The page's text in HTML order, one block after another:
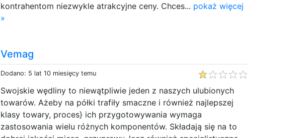
kontrahentom niezwykle atrakcyjne ceny. Chces... pokaż więcej
»
Vemag
Dodano: 5 lat 10 miesięcy temu
Swojskie wędliny to niewątpliwie jeden z naszych ulubionych
towarów. Ażeby na półki trafiły smaczne i również najlepszej
klasy towary, proces} ich przygotowywania wymaga
zastosowania wielu różnych komponentów. Składają się na to